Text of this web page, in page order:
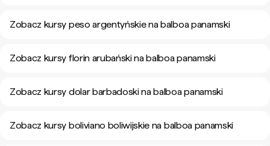
Zobacz kursy peso argentyńskie na balboa panamski
Zobacz kursy florin arubański na balboa panamski
Zobacz kursy dolar barbadoski na balboa panamski
Zobacz kursy boliviano boliwijskie na balboa panamski